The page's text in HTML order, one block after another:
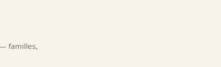
Iconique
du fruit au sirop. Macérées lentement dans une liqueur
familles,